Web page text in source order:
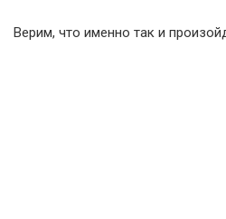
Верим, что именно так и